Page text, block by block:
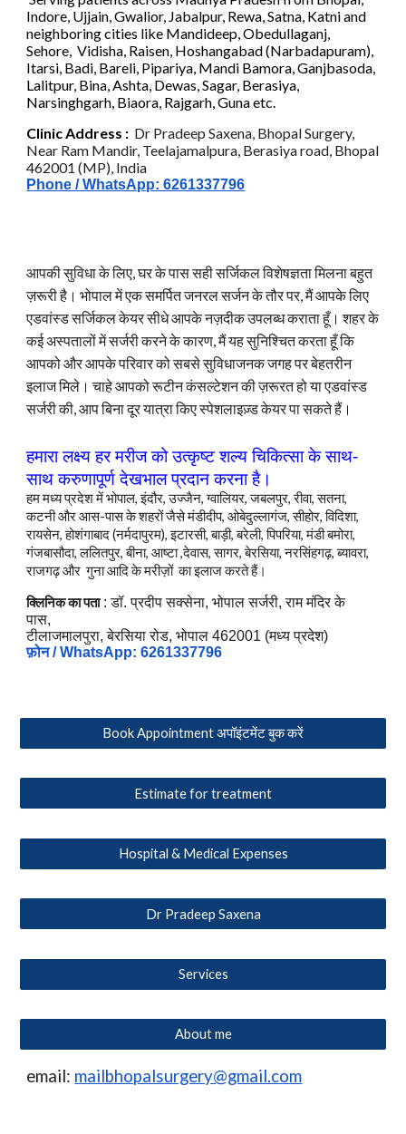
Indore, Ujjain, Gwalior, Jabalpur, Rewa, Satna, Katniand
neighboring cities like Mandideep, Obedullaganj,
Sehore, Vidisha, Raisen, Hoshangabad (Narbadapuram),
Itarsi, Badi, Bareli, Pipariya, Mandi Bamora, Ganjbasoda,
Lalitpur, Bina, Ashta, Dewas, Sagar, Berasiya,
Narsinghgarh, Biaora, Rajgarh, Guna etc.
ClinicAddress : Dr Pradeep Saxena, Bhopal Surgery,
Near Ram Mandir, Teelajamalpura, Berasiya road, Bhopal
462001 (MP), India
Phone / WhatsApp: 6261337796
आपकी सुविधा के लिए, घर के पास सही सर्जिकल विशेषज्ञता मिलना बहुत
ज़रूरी है। भोपाल में एक समर्पित जनरल सर्जन के तौर पर, मैं आपके लिए
एडवांस्ड सर्जिकल केयर सीधे आपके नज़दीक उपलब्ध कराता हूँ। शहर के
कई अस्पतालों में सर्जरी करने के कारण, मैं यह सुनिश्चित करता हूँ कि
आपको और आपके परिवार को सबसे सुविधाजनक जगह पर बेहतरीन
इलाज मिले। चाहे आपको रूटीन कंसल्टेशन की ज़रूरत हो या एडवांस्ड
सर्जरी की, आप बिना दूर यात्रा किए स्पेशलाइज़्ड केयर पा सकते हैं।
हमारा लक्ष्य हर मरीजकोउत्कृष्ट शल्य चिकित्सा के साथ-
साथ करुणापूर्ण देखभाल प्रदान करना है।
हम मध्य प्रदेश में भोपाल, इंदौर, उज्जैन, ग्वालियर, जबलपुर, रीवा, सतना,
कटनी और आस-पास के शहरों जैसे मंडीदीप, ओबेदुल्लागंज, सीहोर, विदिशा,
रायसेन, होशंगाबाद (नर्मदापुरम), इटारसी, बाड़ी, बरेली, पिपरिया, मंडी बमोरा,
गंजबासौदा, ललितपुर, बीना, आष्टा ,देवास, सागर, बेरसिया, नरसिंहगढ़, ब्यावरा,
राजगढ़और गुना आदि के मरीज़ों का इलाज करते हैं।
क्लिनिक का पता : डॉ. प्रदीप सक्सेना, भोपाल सर्जरी, राम मंदिर के
पास,
टीलाजमालपुरा, बेरसिया रोड, भोपाल 462001 (मध्य प्रदेश)
फ़ोन / WhatsApp: 6261337796
Book Appointment अपॉइंटमेंट बुक करें
Estimate for treatment
Hospital & Medical Expenses
Dr Pradeep Saxena
Services
About me
email: mailbhopalsurgery@gmail.com